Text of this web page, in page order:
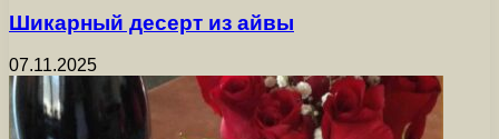
Шикарный десерт из айвы
07.11.2025